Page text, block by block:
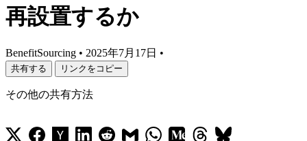
再設置するか
BenefitSourcing • 2025年7月17日 •
共有する リンクをコピー
その他の共有方法